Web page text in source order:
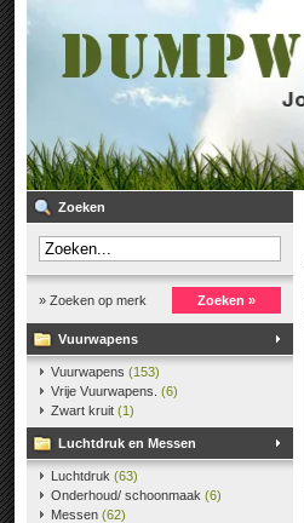
Zoeken
» Zoeken op merk Zoeken »
Vuurwapens
Vuurwapens (153)
Vrije Vuurwapens. (6)
Zwart kruit (1)
Luchtdruk en Messen
Luchtdruk (63)
Onderhoud/ schoonmaak (6)
Messen (62)